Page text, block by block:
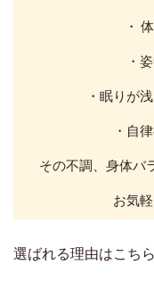
・
・
・眠りが
・自
その不調、身体バ
お気
選ばれる理由はこち